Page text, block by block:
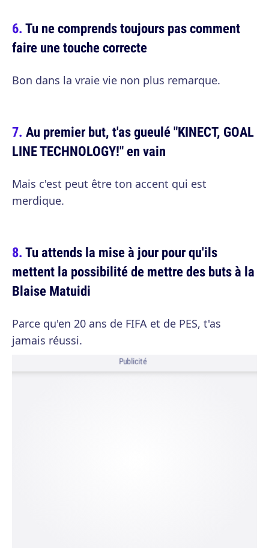
Tu ne comprends toujours pas comment
faire une touche correcte
Bon dans la vraie vie non plus remarque.
Au premier but, t'as gueulé "KINECT, GOAL
LINE TECHNOLOGY!" en vain
Mais c'est peut être ton accent qui est
merdique.
Tu attends la mise à jour pour qu'ils
mettent la possibilité de mettre des buts à la
Blaise Matuidi
Parce qu'en 20 ans de FIFA et de PES, t'as
jamais réussi.
Publicité